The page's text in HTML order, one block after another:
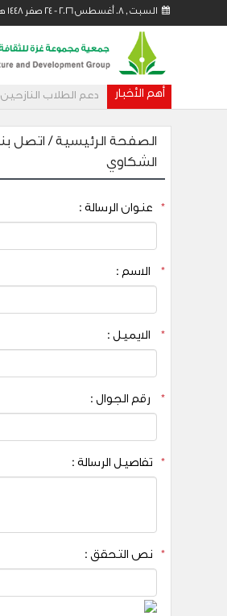
السبت , 08 أغسطس 2026 - 24 صفر 1448 هـ 10:57
أهم الأخبار دعم الطلاب
الصفحة الرئيسية / اتصل
الشكاوي
* عنوان الرسالة :
* الاسم :
* الايميل :
* رقم الجوال :
* تفاصيل الرسالة :
* نص التحقق :